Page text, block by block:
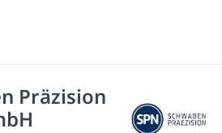
Präzision